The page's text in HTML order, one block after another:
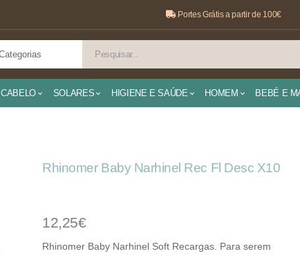
Portes Grátis a partir de 100€
CABELO SOLARES HIGIENE E SAÚDE HOMEM BEBÉ E
Rhinomer Baby Narhinel Rec Fl Desc X10
12,25€
Rhinomer Baby Narhinel Soft Recargas. Para serem